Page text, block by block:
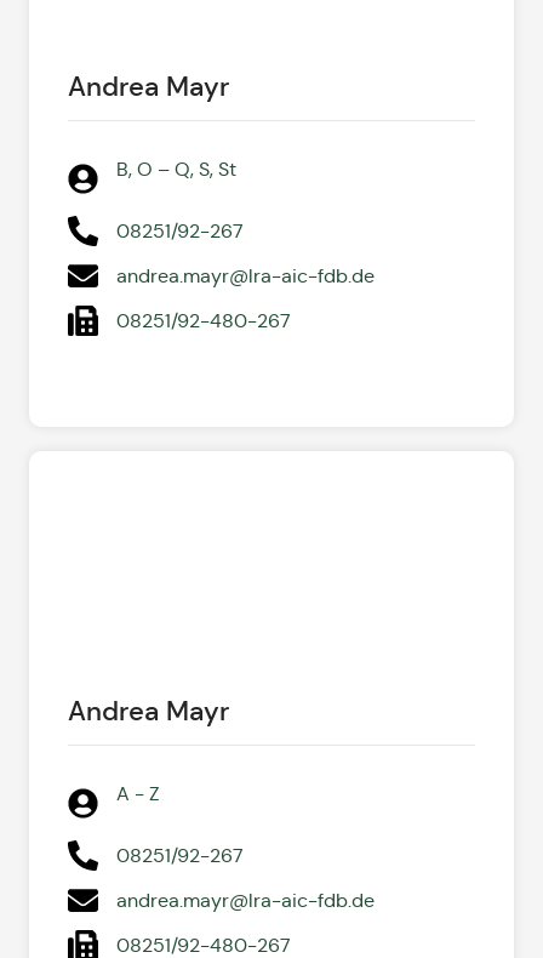
Andrea Mayr
B, O – Q, S, St
08251/92-267
andrea.mayr@lra-aic-fdb.de
08251/92-480-267
Andrea Mayr
A - Z
08251/92-267
andrea.mayr@lra-aic-fdb.de
08251/92-480-267